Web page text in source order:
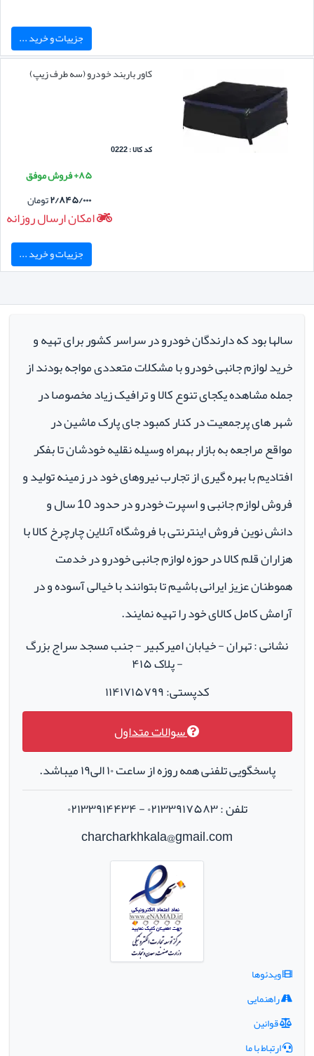
جزییات و خرید ...
کاور باربند خودرو (سه طرف زیپ)
کد کالا : 0222
۸۵+ فروش موفق
۲/۸۴۵/۰۰۰تومان
امکان ارسال روزانه
جزییات و خرید ...
سالها بود که دارندگان خودرو در سراسر کشور برای تهیه و
خرید لوازم جانبی خودرو با مشکلات متعددی مواجه بودند از
جمله مشاهده یکجای تنوع کالا و ترافیک زیاد مخصوصا در
شهر های پرجمعیت در کنار کمبود جای پارک ماشین در
مواقع مراجعه به بازار بهمراه وسیله نقلیه خودشان تا بفکر
افتادیم با بهره گیری از تجارب نیروهای خود در زمینه تولید و
فروش لوازم جانبی و اسپرت خودرو در حدود 10 سال و
دانش نوین فروش اینترنتی با فروشگاه آنلاین چارچرخ کالا با
هزاران قلم کالا در حوزه لوازم جانبی خودرو در خدمت
هموطنان عزیز ایرانی باشیم تا بتوانند با خیالی آسوده و در
آرامش کامل کالای خود را تهیه نمایند.
نشانی : تهران - خیابان امیرکبیر - جنب مسجد سراج بزرگ
- پلاک ۴۱۵
کدپستی: ۱۱۴۱۷۱۵۷۹۹
سوالات متداول
پاسخگویی تلفنی همه روزه از ساعت ۱۰ الی۱۹ میباشد.
تلفن : ۰۲۱۳۳۹۱۷۵۸۳ - ۰۲۱۳۳۹۱۴۴۳۴
charcharkhkala@gmail.com
ویدئوها
راهنمایی
قوانین
ارتباط با ما